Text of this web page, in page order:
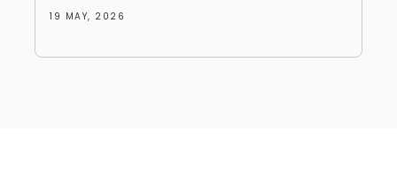
19 MAY, 2026